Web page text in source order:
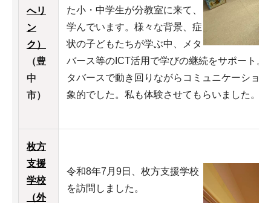
へリ
ン
ク）
（豊
中
市）
た小・中学生が分教室に来て、
学んでいます。様々な背景、症
状の子どもたちが学ぶ中、メタ
バース等のICT活用で学びの継続をサポート。
タバースで動き回りながらコミュニケーショ
象的でした。私も体験させてもらいました。
枚方
支援
学校
（外
令和8年7月9日、枚方支援学校
を訪問しました。